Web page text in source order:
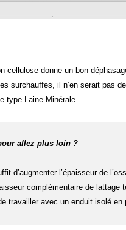
cellulose donne un bon
surchauffes, il n’en serait pas
type Laine Minérale.
allez plus loin ?
d’augmenter l’épaisseur de
complémentaire de lattage
travailler avec un enduit isolé en